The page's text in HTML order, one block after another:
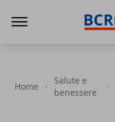
Home
Salute e
benessere